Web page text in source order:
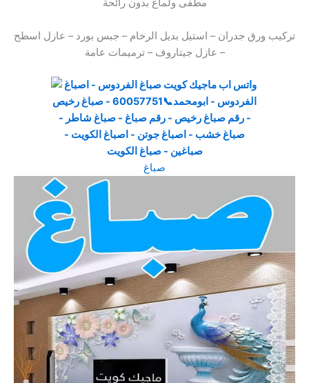
مطفى ولماع بدون رائحة
تركيب ورق جدران – استيل بديل الرخام – جبس بورد – عازل اسطح
– عازل جيتاروف – ترميمات عامة
صباغ